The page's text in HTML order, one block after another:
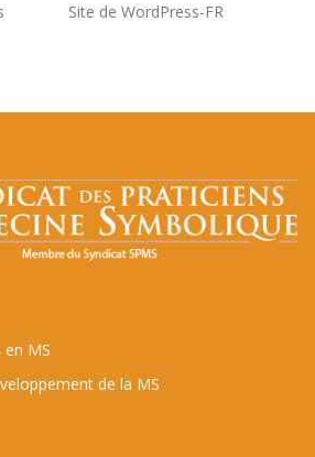
Site de WordPress-FR
en MS
de la MS